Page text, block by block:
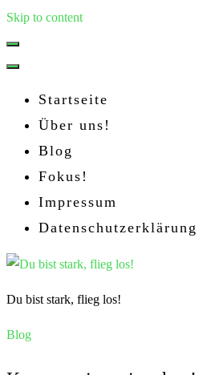
Skip to content
Startseite
Über uns!
Blog
Fokus!
Impressum
Datenschutzerklärung
Du bist stark, flieg los!
Blog